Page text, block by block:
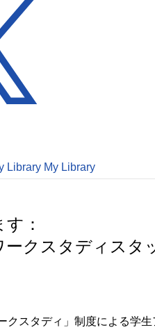
Library My Library
：
クスタディスタ
スタディ」制度による学生